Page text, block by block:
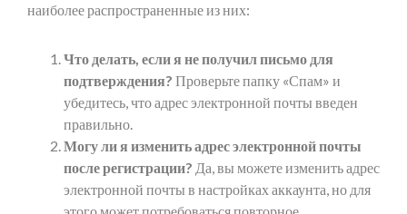
наиболее распространенные из них:
Что делать, если я не получил письмо для
подтверждения? Проверьте папку «Спам» и
убедитесь, что адрес электронной почты введен
правильно.
Могу ли я изменить адрес электронной почты
после регистрации? Да, вы можете изменить адрес
электронной почты в настройках аккаунта, но для